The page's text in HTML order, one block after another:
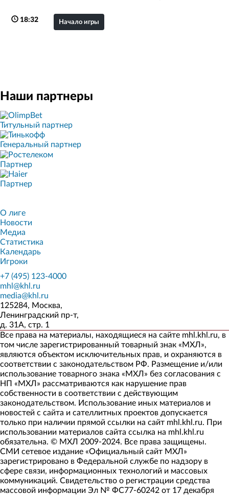
18:32 Начало игры
Наши партнеры
Титульный партнер
Генеральный партнер
Партнер
Партнер
О лиге
Новости
Медиа
Статистика
Календарь
Игроки
+7 (495) 123-4000
mhl@khl.ru
media@khl.ru
125284, Москва,
Ленинградский пр-т,
д. 31А, стр. 1
Все права на материалы, находящиеся на сайте mhl.khl.ru, в
том числе зарегистрированный товарный знак «МХЛ»,
являются объектом исключительных прав, и охраняются в
соответствии с законодательством РФ. Размещение и/или
использование товарного знака «МХЛ» без согласования с
НП «МХЛ» рассматриваются как нарушение прав
собственности в соответствии с действующим
законодательством. Использование иных материалов и
новостей с сайта и сателлитных проектов допускается
только при наличии прямой ссылки на сайт mhl.khl.ru. При
использовании материалов сайта ссылка на mhl.khl.ru
обязательна. © МХЛ 2009-2024. Все права защищены.
СМИ сетевое издание «Официальный сайт МХЛ»
зарегистрировано в Федеральной службе по надзору в
сфере связи, информационных технологий и массовых
коммуникаций. Свидетельство о регистрации средства
массовой информации Эл № ФС77-60242 от 17 декабря